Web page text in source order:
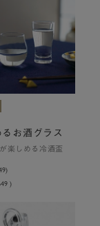
お酒グラス
楽しめる冷酒盃
)
)